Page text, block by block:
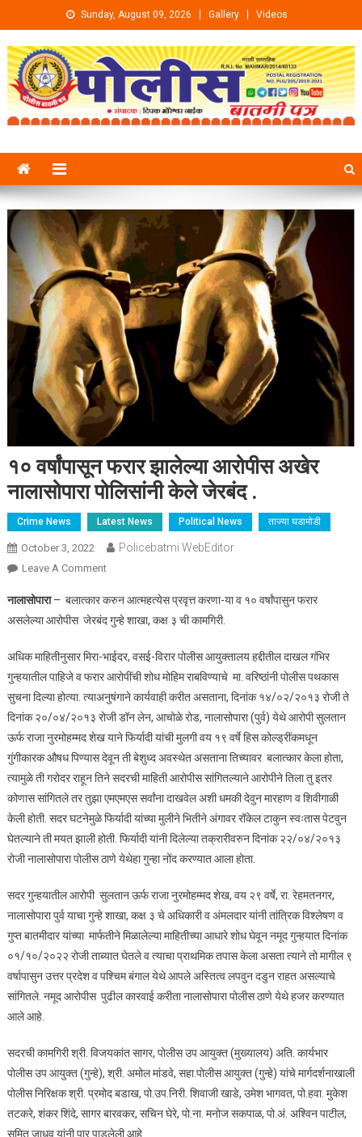
Skip to content Sunday, August 09, 2026 Gallery Videos
१० वर्षांपासून फरार झालेल्या आरोपीस अखेर
नालासोपारा पोलिसांनी केले जेरबंद .
Crime News Latest News Political News ताज्या घडामोडी
October 3, 2022 Policebatmi WebEditor
Leave A CommentOn १० वर्षांपासून फरार झालेल्या आरोपीस अखेर नालासोपारा पोलिसांनी
नालासोपारा– बलात्कार करुन आत्महत्येस प्रवृत्त करणा-या व १० वर्षांपासुन फरार
असलेल्या आरोपीस जेरबंद गुन्हे शाखा, कक्ष ३ ची कामगिरी.
अधिक माहितीनुसार मिरा-भाईदर, वसई-विरार पोलीस आयुक्तालय हद्दीतील दाखल गंभिर
गुन्हयातील पाहिजे व फरार आरोपींची शोध मोहिम राबविण्याचे मा. वरिष्ठांनी पोलीस पथकास
सुचना दिल्या होत्या. त्याअनुषंगाने कार्यवाही करीत असताना, दिनांक १४/०२/२०१३ रोजी ते
दिनांक २०/०४/२०१३ रोजी डॉन लेन, आचोळे रोड, नालासोपारा (पुर्व) येथे आरोपी सुलतान
ऊर्फ राजा नुरमोहम्मद शेख याने फिर्यादी यांची मुलगी वय १९ वर्षे हिस कोल्ड्रींकमधून
गुंगीकारक औषध पिण्यास देवून ती बेशुध्द अवस्थेत असताना तिच्यावर बलात्कार केला होता,
त्यामुळे ती गरोदर राहून तिने सदरची माहिती आरोपीस सांगितल्याने आरोपीने तिला तु इतर
कोणास सांगितले तर तुझा एमएमएस सर्वांना दाखवेल अशी धमकी देवुन मारहाण व शिवीगाळी
केली होती. सदर घटनेमुळे फिर्यादी यांच्या मुलीने भितीने अंगावर रॉकेल टाकुन स्वःतास पेटवुन
घेतल्याने ती मयत झाली होती. फिर्यादी यांनी दिलेल्या तक्रारीवरुन दिनांक २२/०४/२०१३
रोजी नालासोपारा पोलीस ठाणे येथेहा गुन्हा नोंद करण्यात आला होता.
सदर गुन्हयातील आरोपी सुलतान ऊर्फ राजा नुरमोहम्मद शेख, वय २९ वर्षे, रा. रेहमतनगर,
नालासोपारा पुर्व याचा गुन्हे शाखा, कक्ष ३ चे अधिकारी व अंमलदार यांनी तांत्रिक विश्लेषण व
गुप्त बातमीदार यांच्या मार्फतीने मिळालेल्या माहितीच्या आधारे शोध घेवून नमूद गुन्हयात दिनांक
०१/१०/२०२२ रोजी ताब्यात घेतले व त्याचा प्राथमिक तपास केला असता त्याने तो मागील ९
वर्षापासुन उत्तर प्रदेश व पश्चिम बंगाल येथे आपले अस्तित्व लपवुन दडुन राहत असल्याचे
सांगितले. नमूद आरोपीस पुढील कारवाई करीता नालासोपारा पोलीस ठाणे येथे हजर करण्यात
आले आहे.
सदरची कामगिरी श्री. विजयकांत सागर, पोलीस उप आयुक्त (मुख्यालय) अति. कार्यभार
पोलीस उप आयुक्त (गुन्हे), श्री. अमोल मांडवे, सहा.पोलीस आयुक्त (गुन्हे) यांचे मार्गदर्शनाखाली
पोलीस निरिक्षक श्री. प्रमोद बडाख, पो.उप.निरी. शिवाजी खाडे, उमेश भागवत, पो.हवा. मुकेश
तटकरे, शंकर शिंदे, सागर बारवकर, सचिन घेरे, पो.ना. मनोज सकपाळ, पो.अं. अश्विन पाटील,
सुमित जाधव यांनी पार पाडलेली आहे.